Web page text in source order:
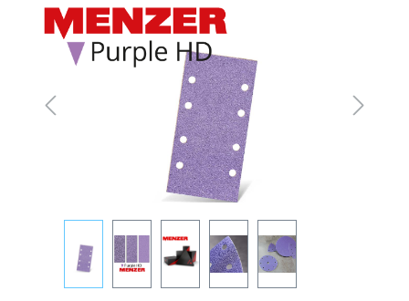
Bildergalerie überspringen